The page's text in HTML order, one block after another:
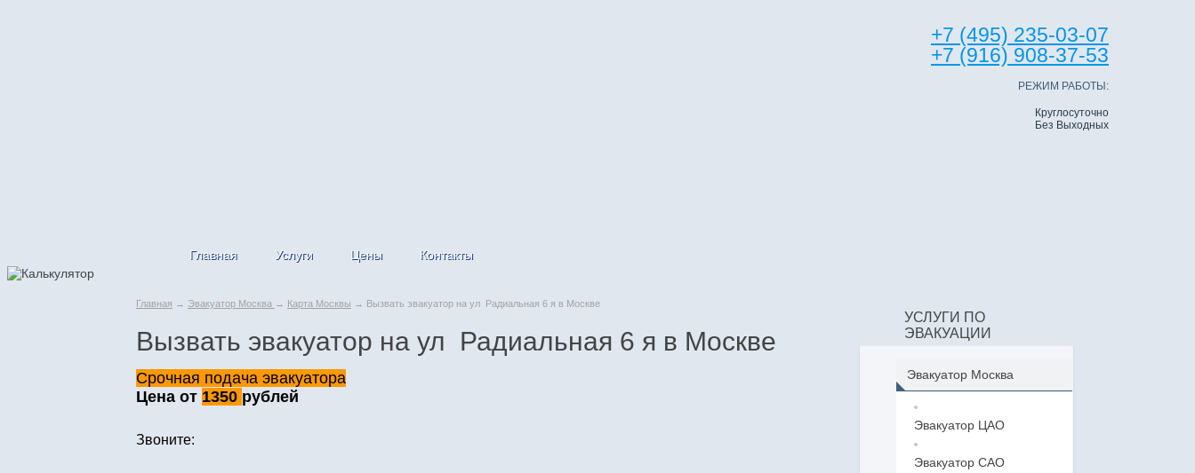
+7 (495) 235-03-07
+7 (916) 908-37-53
РЕЖИМ РАБОТЫ:
Круглосуточно
Без Выходных
Главная Услуги Цены Контакты
Главная → Эвакуатор Москва → Карта Москвы → Вызвать эвакуатор на ул Радиальная 6 я в Москве
Вызвать эвакуатор на ул Радиальная 6 я в Москве
Срочная подача эвакуатора
Цена от 1350 рублей
Звоните:
УСЛУГИ ПО
ЭВАКУАЦИИ
Эвакуатор Москва
Эвакуатор ЦАО
Эвакуатор САО